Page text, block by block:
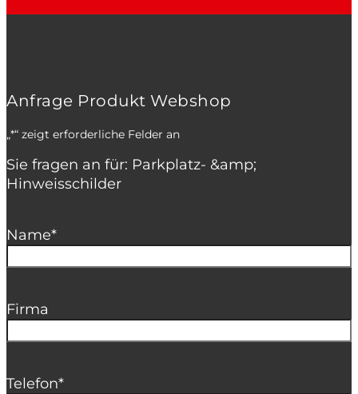
Anfrage Produkt Webshop
„*“ zeigt erforderliche Felder an
Sie fragen an für: Parkplatz- &amp;
Hinweisschilder
Name*
Firma
Telefon*